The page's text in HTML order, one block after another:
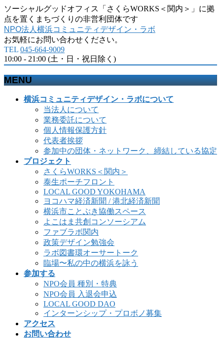
ソーシャルグッドオフィス「さくらWORKS＜関内＞」に拠
点を置くまちづくりの非営利団体です
NPO法人横浜コミュニティデザイン・ラボ
お気軽にお問い合わせください。
TEL 045-664-9009
10:00 - 21:00 (土・日・祝日除く)
MENU
横浜コミュニティデザイン・ラボについて
当法人について
業務委託について
個人情報保護方針
代表者挨拶
参加中の団体・ネットワーク、締結している協定
プロジェクト
さくらWORKS＜関内＞
泰生ポーチフロント
LOCAL GOOD YOKOHAMA
ヨコハマ経済新聞 / 港北経済新聞
横浜市ことぶき協働スペース
よこはま共創コンソーシアム
ファブラボ関内
政策デザイン勉強会
ラボ図書環オーサートーク
臨場〜私の中の横浜を詠う
参加する
NPO会員 種別・特典
NPO会員 入退会申込
LOCAL GOOD DAO
インターンシップ・プロボノ募集
アクセス
お問い合わせ